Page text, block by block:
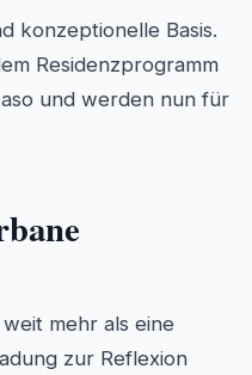
konzeptionelle Basis.
Residenzprogramm
und werden nun für
weit mehr als eine
zur Reflexion